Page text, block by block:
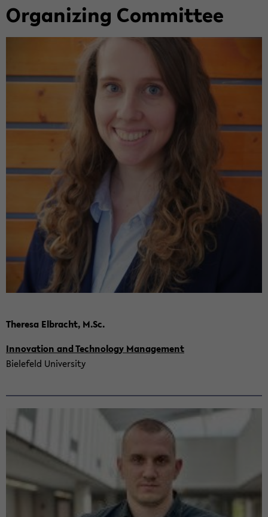
Or­ga­ni­zing Com­mit­tee
The­re­sa El­bracht, M.Sc.
In­no­va­ti­on and Tech­no­lo­gy Ma­nage­ment
Bie­le­feld Uni­ver­si­ty